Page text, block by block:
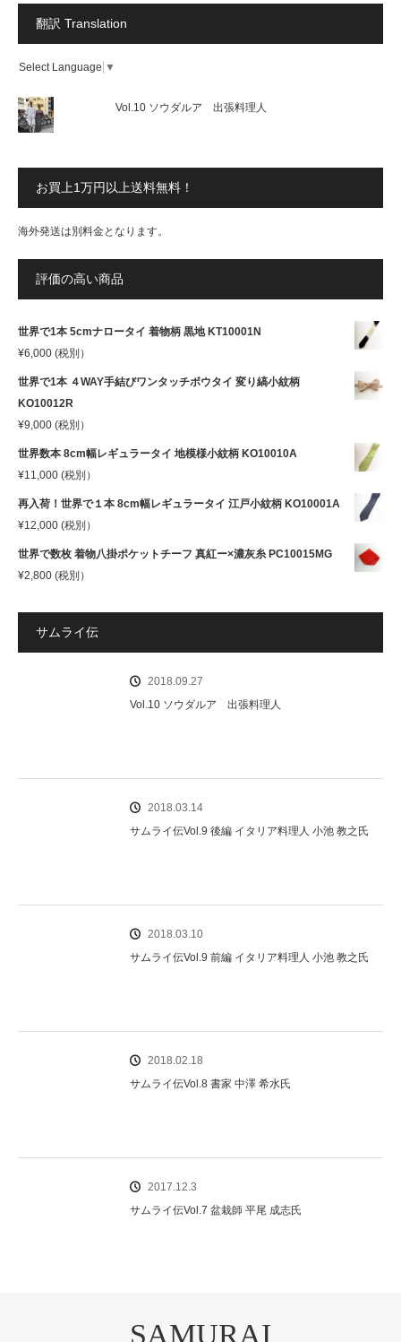
翻訳 Translation
Select Language ▼
Vol.10 ソウダルア 出張料理人
お買上1万円以上送料無料！
海外発送は別料金となります。
評価の高い商品
世界で1本 5cmナロータイ 着物柄 黒地 KT10001N
¥6,000 (税別）
世界で1本 ４WAY手結びワンタッチボウタイ 変り縞小紋柄
KO10012R
¥9,000 (税別）
世界数本 8cm幅レギュラータイ 地模様小紋柄 KO10010A
¥11,000 (税別）
再入荷！世界で１本 8cm幅レギュラータイ 江戸小紋柄 KO10001A
¥12,000 (税別）
世界で数枚 着物八掛ポケットチーフ 真紅ー×濃灰糸 PC10015MG
¥2,800 (税別）
サムライ伝
2018.09.27
Vol.10 ソウダルア 出張料理人
2018.03.14
サムライ伝Vol.9 後編 イタリア料理人 小池 教之氏
2018.03.10
サムライ伝Vol.9 前編 イタリア料理人 小池 教之氏
2018.02.18
サムライ伝Vol.8 書家 中澤 希水氏
2017.12.3
サムライ伝Vol.7 盆栽師 平尾 成志氏
SAMURAI